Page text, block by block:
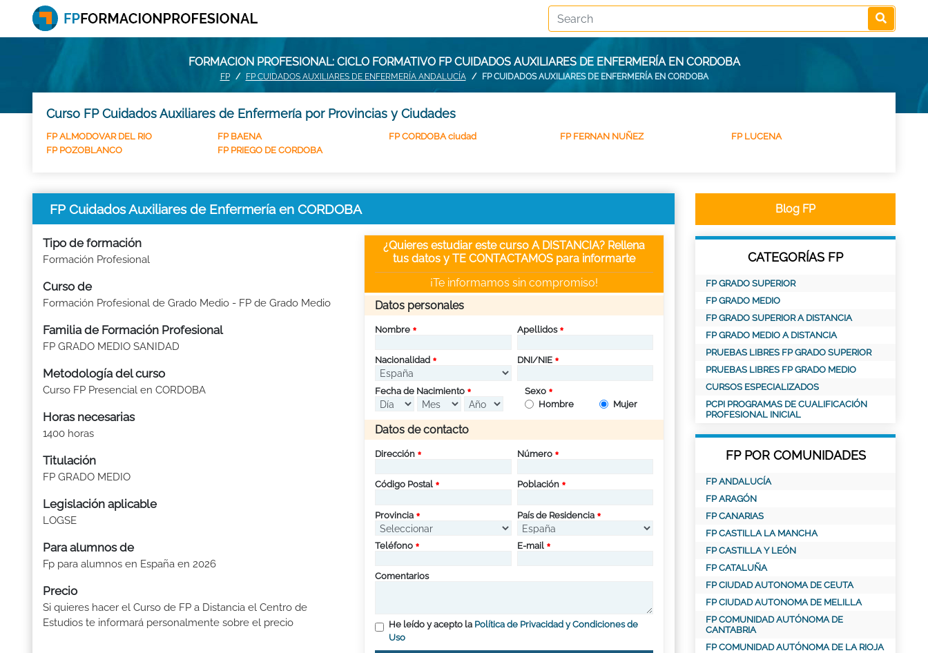
FORMACION PROFESIONAL: CICLO FORMATIVO FP CUIDADOS AUXILIARES DE ENFERMERÍA EN CORDOBA
FP FP CUIDADOS AUXILIARES DE ENFERMERÍA ANDALUCÍA FP CUIDADOS AUXILIARES DE ENFERMERÍA EN CORDOBA
Curso FP Cuidados Auxiliares de Enfermería por Provincias y Ciudades
FP ALMODOVAR DEL RIO FP BAENA FP CORDOBA ciudad FP FERNAN NUÑEZ
FP LUCENA
FP POZOBLANCO
FP PRIEGO DE CORDOBA
FP Cuidados Auxiliares de Enfermería en CORDOBA
Tipo de formación
Formación Profesional
Curso de
Formación Profesional de Grado Medio - FP de Grado Medio
Familia de Formación Profesional
FP GRADO MEDIO SANIDAD
Metodología del curso
Curso FP Presencial en CORDOBA
Horas necesarias
1400 horas
Titulación
FP GRADO MEDIO
Legislación aplicable
LOGSE
Para alumnos de
Fp para alumnos en España en 2026
Precio
Si quieres hacer el Curso de FP a Distancia el Centro de
Estudios te informará personalmente sobre el precio
¿Quieres estudiar este curso A DISTANCIA? Rellena
tus datos y TE CONTACTAMOS para informarte
¡Te informamos sin compromiso!
Datos personales
Nombre Apellidos
Nacionalidad DNI/NIE
Fecha de Nacimiento
Sexo
Hombre
Mujer
Datos de contacto
Dirección Número
Código Postal Población
Provincia País de Residencia
Teléfono E-mail
Comentarios
He leído y acepto la Política de Privacidad y Condiciones de
Uso
Blog FP
CATEGORÍAS FP
FP GRADO SUPERIOR
FP GRADO MEDIO
FP GRADO SUPERIOR A DISTANCIA
FP GRADO MEDIO A DISTANCIA
PRUEBAS LIBRES FP GRADO SUPERIOR
PRUEBAS LIBRES FP GRADO MEDIO
CURSOS ESPECIALIZADOS
PCPI PROGRAMAS DE CUALIFICACIÓN
PROFESIONAL INICIAL
FP POR COMUNIDADES
FP ANDALUCÍA
FP ARAGÓN
FP CANARIAS
FP CASTILLA LA MANCHA
FP CASTILLA Y LEÓN
FP CATALUÑA
FP CIUDAD AUTONOMA DE CEUTA
FP CIUDAD AUTONOMA DE MELILLA
FP COMUNIDAD AUTÓNOMA DE
CANTABRIA
FP COMUNIDAD AUTÓNOMA DE LA RIOJA